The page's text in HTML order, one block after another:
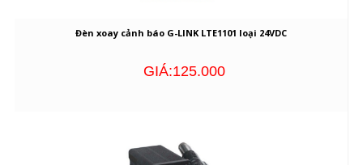
Đèn xoay cảnh báo G-LINK LTE1101 loại 24VDC
GIÁ:125.000